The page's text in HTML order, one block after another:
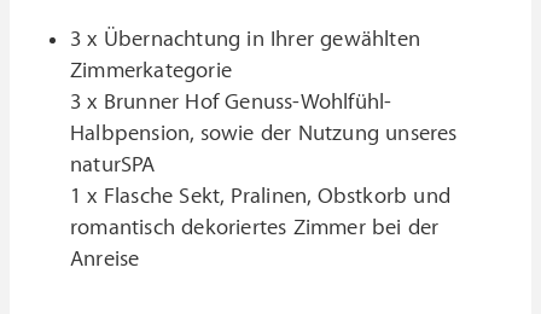
3 x Übernachtung in Ihrer gewählten
Zimmerkategorie
3 x Brunner Hof Genuss-Wohlfühl-
Halbpension, sowie der Nutzung unseres
naturSPA
1 x Flasche Sekt, Pralinen, Obstkorb und
romantisch dekoriertes Zimmer bei der
Anreise